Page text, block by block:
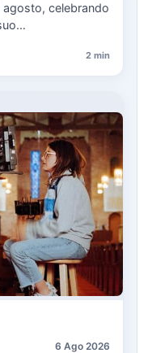
agosto, celebrando
2 min
6 Ago 2026